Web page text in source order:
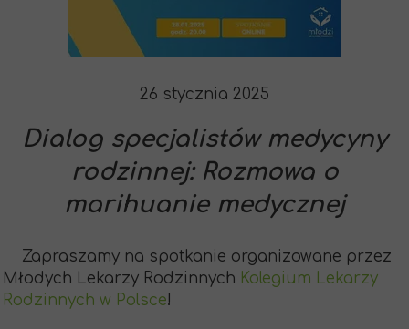
26 stycznia 2025
Dialog specjalistów medycyny
rodzinnej: Rozmowa o
marihuanie medycznej
Zapraszamy na spotkanie organizowane przez
Młodych Lekarzy Rodzinnych Kolegium Lekarzy
Rodzinnych w Polsce!